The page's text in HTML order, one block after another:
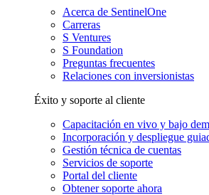
Acerca de SentinelOne
Carreras
S Ventures
S Foundation
Preguntas frecuentes
Relaciones con inversionistas
Éxito y soporte al cliente
Capacitación en vivo y bajo
Incorporación y despliegue
Gestión técnica de cuentas
Servicios de soporte
Portal del cliente
Obtener soporte ahora